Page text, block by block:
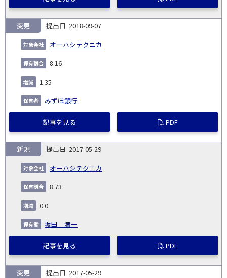
2018-09-07
オーハシテクニカ
変更
8.16
1.35
みずほ銀行
記事を見る PDF
2017-05-29
オーハシテクニカ
新規
8.73
0.0
坂田 潤一
記事を見る PDF
2017-05-29
変更